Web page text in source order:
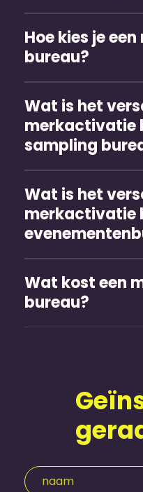
Hoe kies je
bureau?
Wat is het
merkactivatie
sampling
Wat is het
merkactivatie
Wat kost een
bureau?